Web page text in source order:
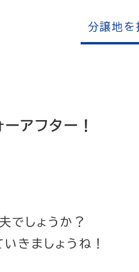
分譲地を
アフター！
でしょうか？
きましょうね！